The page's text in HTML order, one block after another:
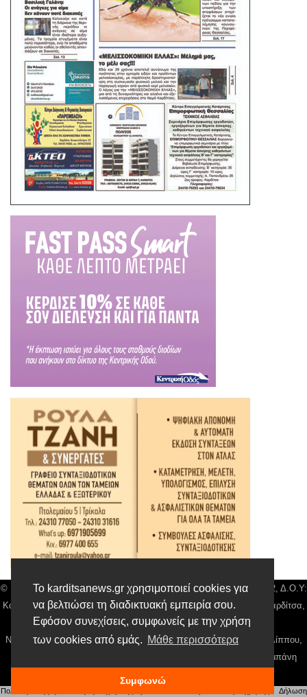
Το karditsanews.gr χρησιμοποιεί cookies για
να βελτιώσει τη διαδικτυακή εμπειρία σου.
Εφόσον συνεχίσεις, συμφωνείς με την χρήση
των cookies από εμάς. Μάθε περισσότερα
Συμφωνώ
© Karditsa News | Διακριτικός Τίτλος: Orion Media, ΑΦΜ: 043750542, Δ.Ο.Υ:
Καρδίτσας, Αρ. Γεμή: 018804431000, Δ/νση: Διάκου 10 τ.κ 43132 Καρδίτσα,
Τηλ: 24410 42500, email:news@karditsanews.gr.
Νόμιμος Εκπρόσωπος, Ιδιοκτήτης και Διαχειριστής: Παναγιώτης Φιλίππου,
Διευθύντρια: Γιαννουσά Βασιλική, Διευθύντιρα Σύνταξης: Μπαλαμπάνη
Πολιτική απορρήτου
Δήλωση